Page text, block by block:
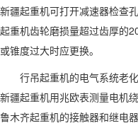
新疆起重机可打开减速器检查
起重机齿轮磨损量超过齿厚的
或锥度过大时应更换。
行吊起重机的电气系统老
新疆起重机用兆欧表测量电机
鲁木齐起重机的接触器和继电